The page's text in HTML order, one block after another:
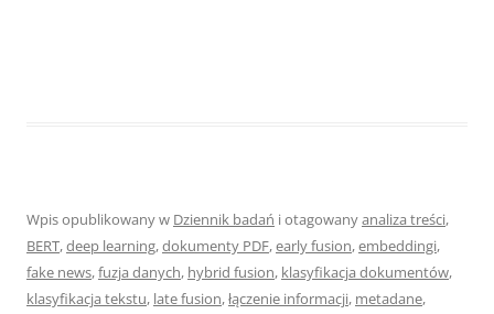
Wpis opublikowany w Dziennik badań i otagowanyanaliza treści,
BERT,deep learning,dokumenty PDF,early fusion,embeddingi,
fake news,fuzja danych, hybrid fusion, klasyfikacja dokumentów,
klasyfikacja tekstu, late fusion,łączenie informacji, metadane,